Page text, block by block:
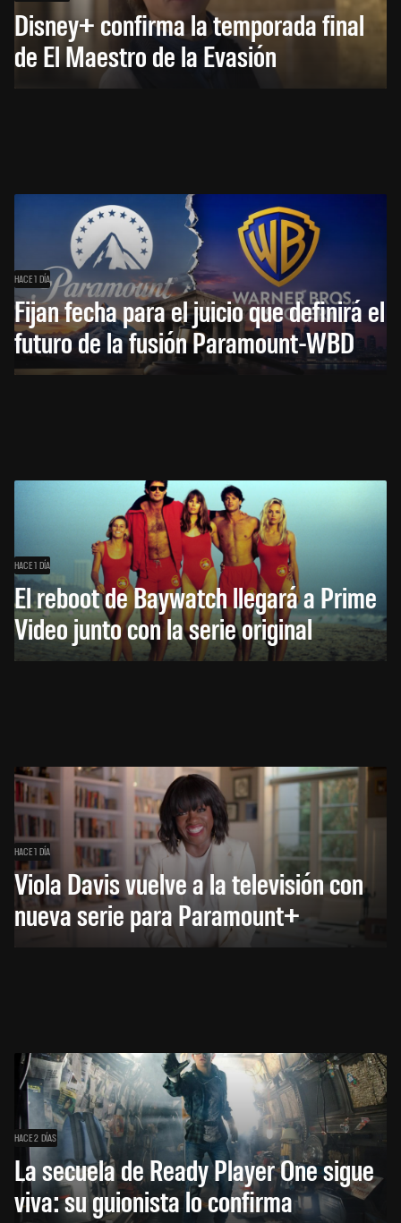
Disney+ confirma la temporada final
de El Maestro de la Evasión
HACE 1 DÍA
Fijan fecha para el juicio que definirá el
futuro de la fusión Paramount-WBD
HACE 1 DÍA
El reboot de Baywatch llegará a Prime
Video junto con la serie original
HACE 1 DÍA
Viola Davis vuelve a la televisión con
nueva serie para Paramount+
HACE 2 DÍAS
La secuela de Ready Player One sigue
viva: su guionista lo confirma